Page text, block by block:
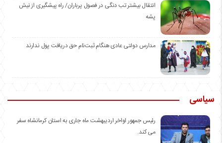
انتقال بیشتر تب دنگی در فصول پرباران/ راه پیشگیری از نیش
پشه
مدارس دولتی عادی هنگام ثبت‌نام حق دریافت پول ندارند
سیاسی
رئیس جمهور اواخر اردیبهشت ماه جاری به استان کرمانشاه سفر
می کند.